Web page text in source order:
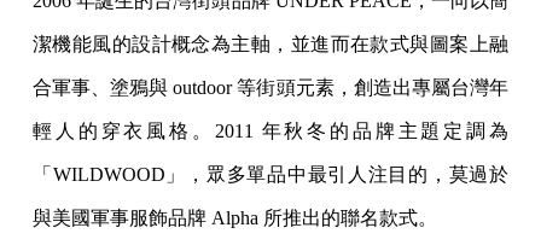
潔機能風的設計概念為主軸，並進而在款式與圖案上融
合軍事、塗鴉與 outdoor 等街頭元素，創造出專屬台灣年
輕人的穿衣風格。2011 年秋冬的品牌主題定調為
「WILDWOOD」，眾多單品中最引人注目的，莫過於
與美國軍事服飾品牌 Alpha 所推出的聯名款式。